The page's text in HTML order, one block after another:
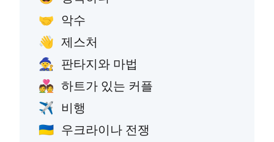
🤝 악수
👋 제스처
🧙 판타지와 마법
💑 하트가 있는 커플
✈️ 비행
🇺🇦 우크라이나 전쟁